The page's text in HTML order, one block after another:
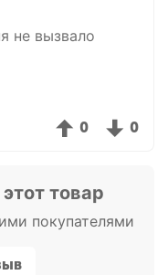
не вызвало
0 0
товар
покупателями